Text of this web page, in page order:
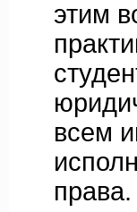
этим
всем
права.